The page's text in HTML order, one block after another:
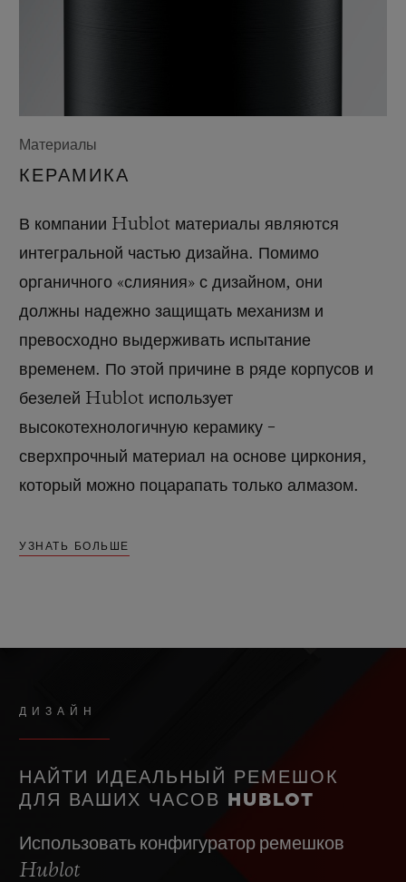
Материалы
КЕРАМИКА
В компании Hublot материалы являются
интегральной частью дизайна. Помимо
органичного «слияния» с дизайном, они
должны надежно защищать механизм и
превосходно выдерживать испытание
временем. По этой причине в ряде корпусов и
безелей Hublot использует
высокотехнологичную керамику –
сверхпрочный материал на основе циркония,
который можно поцарапать только алмазом.
УЗНАТЬ БОЛЬШЕ
ДИЗАЙН
НАЙТИ ИДЕАЛЬНЫЙ РЕМЕШОК
ДЛЯ ВАШИХ ЧАСОВ HUBLOT
Использовать конфигуратор ремешков
Hublot